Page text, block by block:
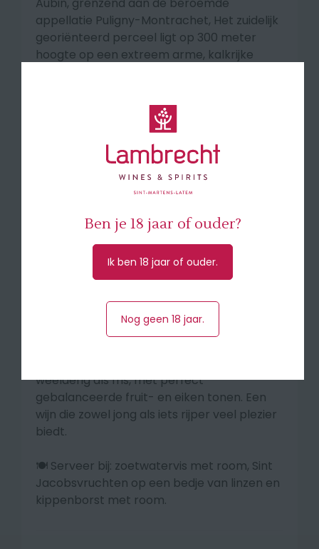
appellatie Puligny-Montrachet, Het zuidelijk
georiënteerd perceel ligt op 300 meter
hoogte op een extreem arme, kalkrijke
🍇De naam Murgers des Dents de Chiens
verwijst naar de vlijmscherpe, gekartelde,
witte kalkstenen op dit perceel die lijken op
Vinificatie
De wijn wordt 100% gevinifieerd op eiken vat
en krijgt 12 tot 15 maand vatrijping.
Complex, terroir-georiënteerd en
indrukwekkend in balans. De geur verleidt
weelderig als fris, met perfect
gebalanceerde fruit- en eiken tonen. Een
wijn die zowel jong als iets rijper veel plezier
biedt.
🍽️ Serveer bij: zoetwatervis met room, Sint
Jacobsvruchten op een bedje van linzen en
kippenborst met room.
Ben je 18 jaar of ouder?
Ik ben 18 jaar of ouder.
Nog geen 18 jaar.